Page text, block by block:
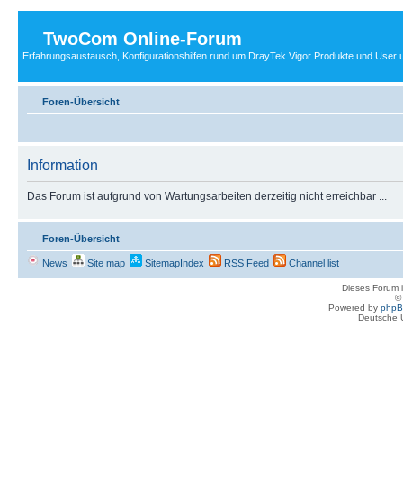
TwoCom Online-Forum
Erfahrungsaustausch, Konfigurationshilfen rund um DrayTek Vigor Produkte und User
Foren-Übersicht
Information
Das Forum ist aufgrund von Wartungsarbeiten derzeitig nicht erreichbar ...
Foren-Übersicht
News Site map SitemapIndex RSS Feed Channel list
Dieses
©
Powered by
Deutsche